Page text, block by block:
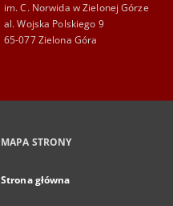
im. C. Norwida w Zielonej Górze
al. Wojska Polskiego 9
65-077 Zielona Góra
MAPA STRONY
Strona główna